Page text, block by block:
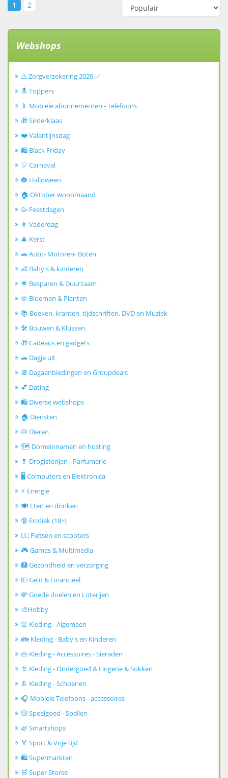
1 2
Webshops
⚠️ Zorgverzekering 2026 ✅
🔝 Toppers
📱 Mobiele abonnementen - Telefoons
🎁 Sinterklaas
❤️ Valentijnsdag
🛍️ Black Friday
🎈 Carnaval
🎃 Halloween
🏠 Oktober woonmaand
🥳 Feestdagen
👨 Vaderdag
🎄 Kerst
🚗 Auto- Motoren- Boten
👶 Baby's & kinderen
🌟 Besparen & Duurzaam
🌼 Bloemen & Planten
📚 Boeken, kranten, tijdschriften, DVD en Muziek
🛠️ Bouwen & Klussen
🎁 Cadeaus en gadgets
🚗 Dagje uit
📆 Dagaanbiedingen en Groupdeals
💕 Dating
🛍️ Diverse webshops
🏠 Diensten
🐶 Dieren
🗺️ Domeinnamen en hosting
💊 Drogisterijen - Parfumerie
🖥️ Computers en Elektronica
⚡ Energie
🍽️ Eten en drinken
🔞 Erotiek (18+)
🚴‍♂️ Fietsen en scooters
🎮 Games & Multimedia
🏥 Gezondheid en verzorging
💵 Geld & Financieel
💸 Goede doelen en Loterijen
🎨Hobby
👚 Kleding - Algemeen
👪 Kleding - Baby's en Kinderen
👜 Kleding - Accessoires - Sieraden
👙 Kleding - Ondergoed & Lingerie & Sokken
👢 Kleding - Schoenen
🎧 Mobiele Telefoons - accessoires
🎲 Speelgoed - Spellen
🌿 Smartshops
🏅 Sport & Vrije tijd
🛍️ Supermarkten
🛒 Super Stores